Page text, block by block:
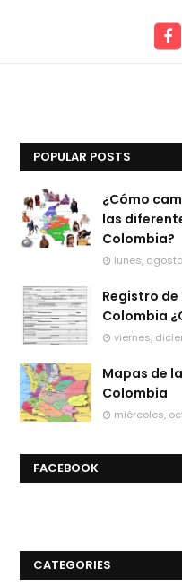
POPULAR POSTS
¿Cómo
las
Colombia?
lunes,
Registro
Colombia
viernes,
Mapas de
Colombia
miércoles,
FACEBOOK
CATEGORIES